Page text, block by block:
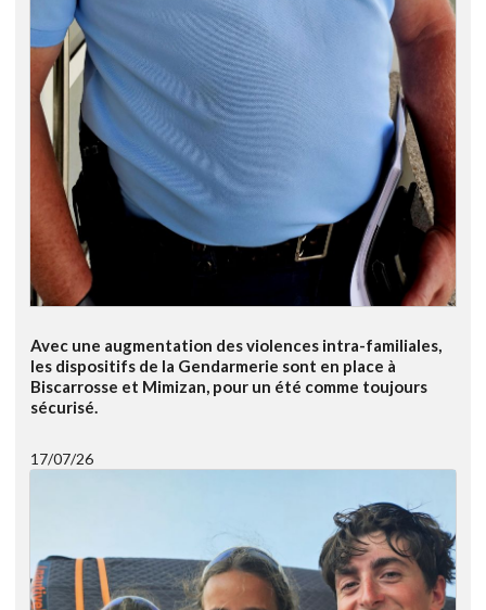
Avec une augmentation des violences intra-familiales,
les dispositifs de la Gendarmerie sont en place à
Biscarrosse et Mimizan, pour un été comme toujours
sécurisé.
17/07/26